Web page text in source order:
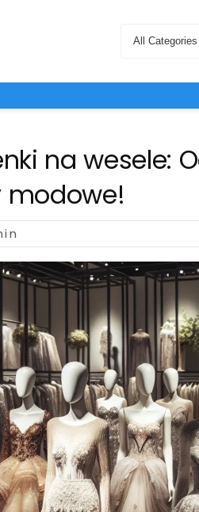
Search
na wesele:
modowe!